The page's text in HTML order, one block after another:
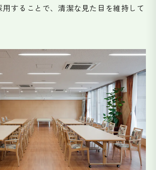
用することで、清潔な見た目を維持して